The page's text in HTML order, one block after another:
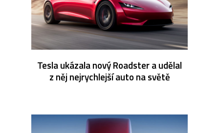
Tesla ukázala nový Roadster a udělal
z něj nejrychlejší auto na světě